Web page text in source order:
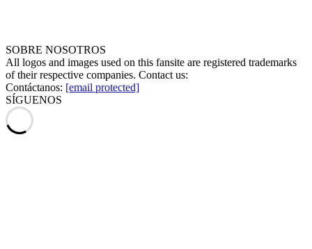
SOBRE NOSOTROS
All logos and images used on this fansite are registered trademarks
of their respective companies. Contact us:
Contáctanos: [email protected]
SÍGUENOS